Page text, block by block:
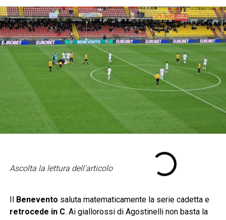
Ascolta la lettura dell'articolo
Il Benevento saluta matematicamente la serie cadetta e
retrocede in C. Ai giallorossi di Agostinelli non basta la